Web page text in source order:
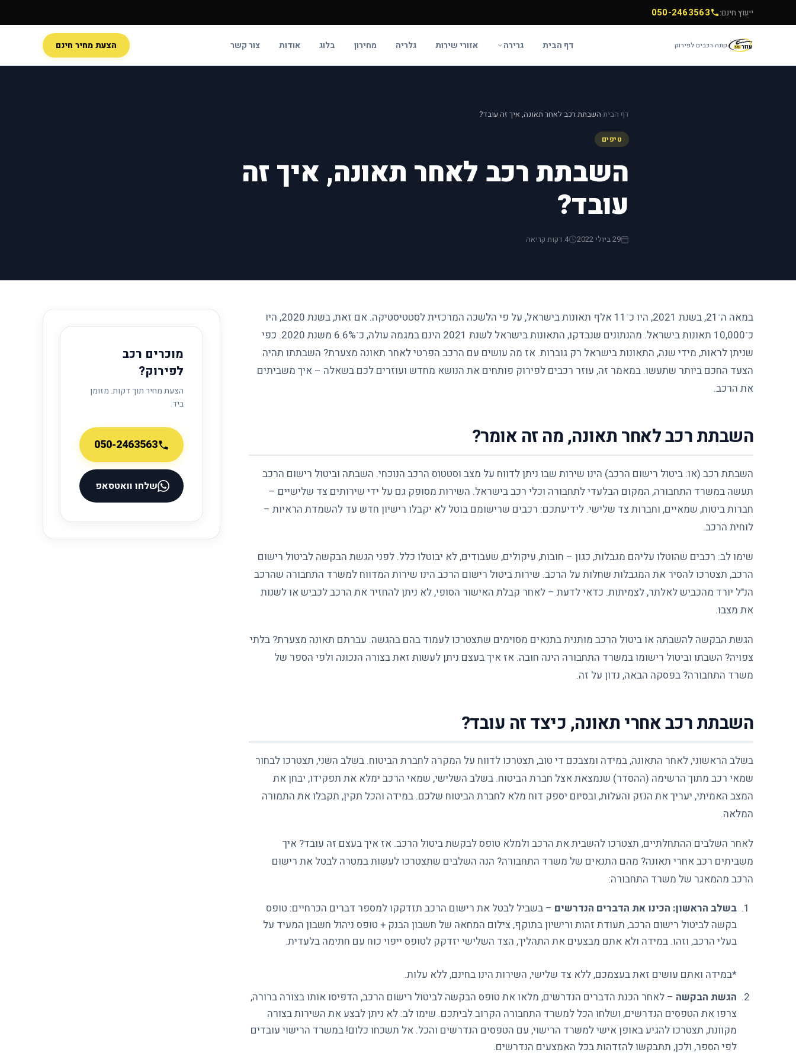
ייעוץ חינם: 050-2463563
קונה רכבים לפירוק דף הבית גרירה אזורי שירות גלריה מחירון בלוג אודות צור קשר הצעת מחיר חינם
דף הבית›השבתת רכב לאחר תאונה, איך זה עובד?
טיפים
השבתת רכב לאחר תאונה, איך זה
עובד?
29 ביולי 2022 4 דקות קריאה
במאה ה־21, בשנת 2021, היו כ־11 אלף תאונות בישראל, על פי הלשכה המרכזית לסטטיסטיקה. אם זאת, בשנת 2020, היו
כ־10,000 תאונות בישראל. מהנתונים שנבדקו, התאונות בישראל לשנת 2021 הינם במגמה עולה, כ־6.6% משנת 2020. כפי
שניתן לראות, מידי שנה, התאונות בישראל רק גוברות. אז מה עושים עם הרכב הפרטי לאחר תאונה מצערת? השבתתו תהיה
הצעד החכם ביותר שתעשו. במאמר זה, עוזר רכבים לפירוק פותחים את הנושא מחדש ועוזרים לכם בשאלה – איך משביתים
את הרכב.
השבתת רכב לאחר תאונה, מה זה אומר?
השבתת רכב (או: ביטול רישום הרכב) הינו שירות שבו ניתן לדווח על מצב וסטטוס הרכב הנוכחי. השבתה וביטול רישום הרכב
תעשה במשרד התחבורה, המקום הבלעדי לתחבורה וכלי רכב בישראל. השירות מסופק גם על ידי שירותים צד שלישיים –
חברות ביטוח, שמאיים, וחברות צד שלישי. לידיעתכם: רכבים שרישומם בוטל לא יקבלו רישיון חדש עד להשמדת הראיות –
לוחית הרכב.
שימו לב: רכבים שהוטלו עליהם מגבלות, כגון – חובות, עיקולים, שעבודים, לא יבוטלו כלל. לפני הגשת הבקשה לביטול רישום
הרכב, תצטרכו להסיר את המגבלות שחלות על הרכב. שירות ביטול רישום הרכב הינו שירות המדווח למשרד התחבורה שהרכב
הנ"ל יורד מהכביש לאלתר, לצמיתות. כדאי לדעת – לאחר קבלת האישור הסופי, לא ניתן להחזיר את הרכב לכביש או לשנות
את מצבו.
הגשת הבקשה להשבתה או ביטול הרכב מותנית בתנאים מסוימים שתצטרכו לעמוד בהם בהגשה. עברתם תאונה מצערת? בלתי
צפויה? השבתו וביטול רישומו במשרד התחבורה הינה חובה. אז איך בעצם ניתן לעשות זאת בצורה הנכונה ולפי הספר של
משרד התחבורה? בפסקה הבאה, נדון על זה.
השבתת רכב אחרי תאונה, כיצד זה עובד?
בשלב הראשוני, לאחר התאונה, במידה ומצבכם די טוב, תצטרכו לדווח על המקרה לחברת הביטוח. בשלב השני, תצטרכו לבחור
שמאי רכב מתוך הרשימה (ההסדר) שנמצאת אצל חברת הביטוח. בשלב השלישי, שמאי הרכב ימלא את תפקידו, יבחן את
המצב האמיתי, יעריך את הנזק והעלות, ובסיום יספק דוח מלא לחברת הביטוח שלכם. במידה והכל תקין, תקבלו את התמורה
המלאה.
לאחר השלבים ההתחלתיים, תצטרכו להשבית את הרכב ולמלא טופס לבקשת ביטול הרכב. אז איך בעצם זה עובד? איך
משביתים רכב אחרי תאונה? מהם התנאים של משרד התחבורה? הנה השלבים שתצטרכו לעשות במטרה לבטל את רישום
הרכב מהמאגר של משרד התחבורה:
בשלב הראשון: הכינו את הדברים הנדרשים – בשביל לבטל את רישום הרכב תזדקקו למספר דברים הכרחיים: טופס
בקשה לביטול רישום הרכב, תעודת זהות ורישיון בתוקף, צילום המחאה של חשבון הבנק + טופס ניהול חשבון המעיד על
בעלי הרכב, וזהו. במידה ולא אתם מבצעים את התהליך, הצד השלישי יזדקק לטופס ייפוי כוח עם חתימה בלעדית.
*במידה ואתם עושים זאת בעצמכם, ללא צד שלישי, השירות הינו בחינם, ללא עלות.
הגשת הבקשה – לאחר הכנת הדברים הנדרשים, מלאו את טופס הבקשה לביטול רישום הרכב, הדפיסו אותו בצורה ברורה,
צרפו את הטפסים הנדרשים, ושלחו הכל למשרד התחבורה הקרוב לביתכם. שימו לב: לא ניתן לבצע את השירות בצורה
מקוונת, תצטרכו להגיע באופן אישי למשרד הרישוי, עם הטפסים הנדרשים והכל. אל תשכחו כלום! במשרד הרישוי עובדים
לפי הספר, ולכן, תתבקשו להזדהות בכל האמצעים הנדרשים.
מוכרים רכב
לפירוק?
הצעת מחיר תוך דקות. מזומן
ביד.
050-2463563
שלחו וואטסאפ